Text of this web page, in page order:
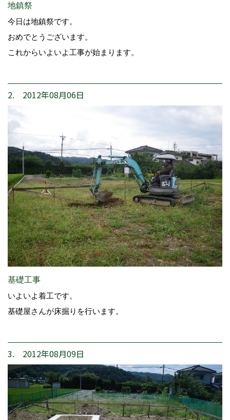
地鎮祭
今日は地鎮祭です。
おめでとうございます。
これからいよいよ工事が始まります。
2. 2012年08月06日
基礎工事
いよいよ着工です。
基礎屋さんが床掘りを行います。
3. 2012年08月09日